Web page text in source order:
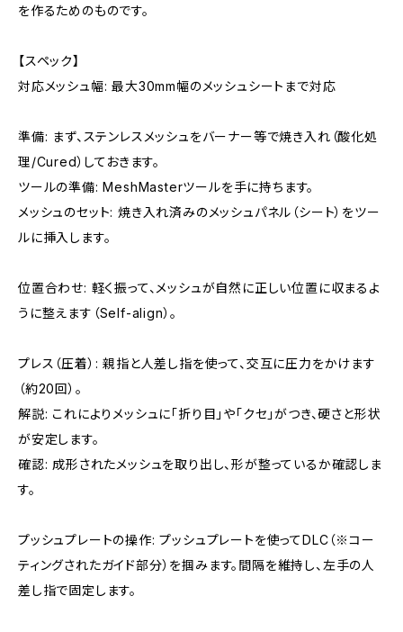
を作るためのものです。
【スペック】
対応メッシュ幅: 最大30mm幅のメッシュシートまで対応
準備: まず、ステンレスメッシュをバーナー等で焼き入れ（酸化処
理/Cured）しておきます。
ツールの準備: MeshMasterツールを手に持ちます。
メッシュのセット: 焼き入れ済みのメッシュパネル（シート）をツー
ルに挿入します。
位置合わせ: 軽く振って、メッシュが自然に正しい位置に収まるよ
うに整えます（Self-align）。
プレス（圧着）: 親指と人差し指を使って、交互に圧力をかけます
（約20回）。
解説: これによりメッシュに「折り目」や「クセ」がつき、硬さと形状
が安定します。
確認: 成形されたメッシュを取り出し、形が整っているか確認しま
す。
プッシュプレートの操作: プッシュプレートを使ってDLC（※コー
ティングされたガイド部分）を掴みます。間隔を維持し、左手の人
差し指で固定します。